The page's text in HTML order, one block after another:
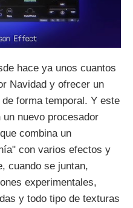
hace ya unos cuantos
Navidad y ofrecer un
forma temporal. Y este
nuevo procesador
que combina un
con varios efectos y
cuando se juntan,
experimentales,
y todo tipo de texturas